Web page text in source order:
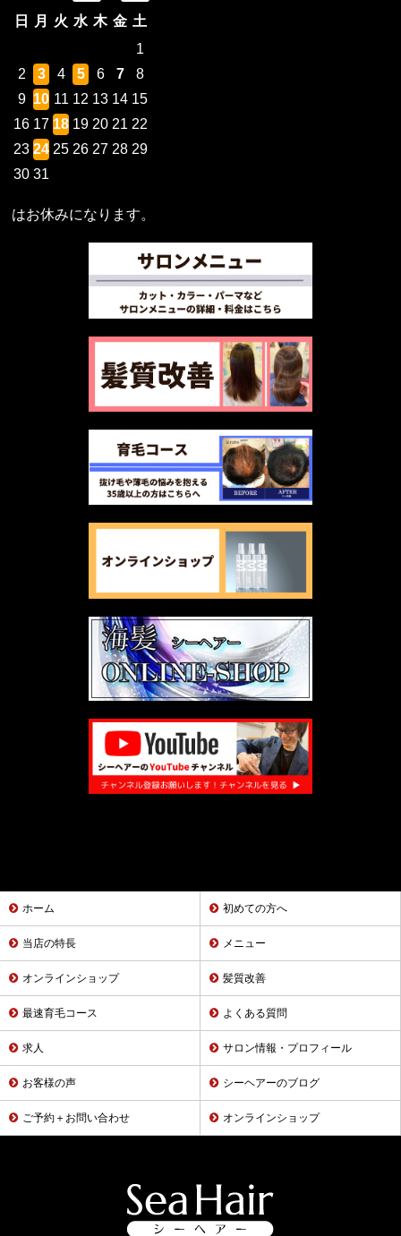
日 月 火 水 木 金 土
1
2
3 4 5 6 7
8
9 10 11 12 13 14 15
16 17 18 19 20 21 22
23 24 25 26 27 28 29
30 31
はお休みになります。
ホーム 初めての方へ
当店の特長 メニュー
オンラインショップ 髪質改善
最速育毛コース よくある質問
求人 サロン情報・プロフィール
お客様の声 シーヘアーのブログ
ご予約＋お問い合わせ オンラインショップ